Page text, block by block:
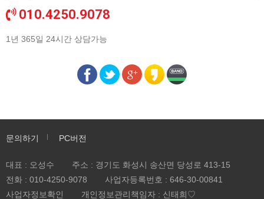
010.4250.9078
1년 365일 24시간 상담가능
문의하기 PC버전
대표 : 오성수
주소 : 경기도 화성시 송산면 당성로 413-15
전화 : 010-4250-9078 사업자등록번호 : 646-30-00841
사업자정보확인
개인정보관리책임자 : 신태희♡